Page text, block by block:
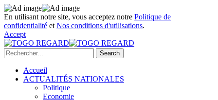
En utilisant notre site, vous acceptez notre Politique de
confidentialité et Nos conditions d'utilisations.
Accept
Accueil
ACTUALITÉS NATIONALES
Politique
Economie